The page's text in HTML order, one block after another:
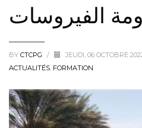
الفيروسات
BY CTCPG / JEUDI, 06 OCTOBRE
ACTUALITÉS, FORMATION